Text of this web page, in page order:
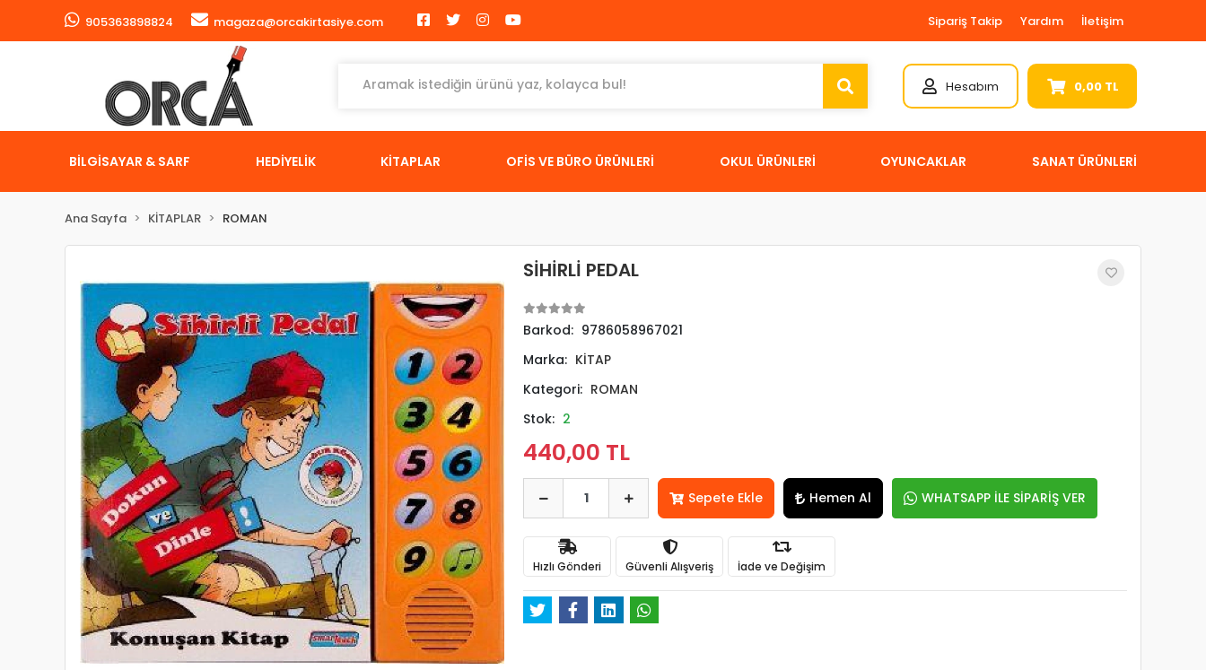
905363898824 magaza@orcakirtasiye.com Sipariş Takip Yardım İletişim
Hesabım 0,00 TL
BİLGİSAYAR & SARF HEDİYELİK KİTAPLAR OFİS VE BÜRO ÜRÜNLERİ OKUL ÜRÜNLERİ OYUNCAKLAR SANAT ÜRÜNLERİ
Ana Sayfa KİTAPLAR ROMAN
SİHİRLİ PEDAL
Barkod: 9786058967021
Marka: KİTAP
Kategori: ROMAN
Stok: 2
440,00 TL
Sepete Ekle Hemen Al WHATSAPP İLE SİPARİŞ VER
Hızlı Gönderi Güvenli Alışveriş İade ve Değişim